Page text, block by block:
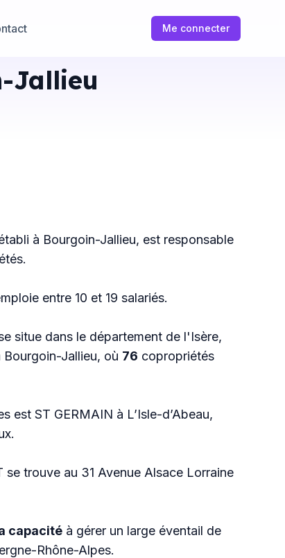
Me connecter
Jallieu
à Bourgoin-Jallieu, est responsable
entre 10 et 19 salariés.
situe dans le département de l'Isère,
Jallieu, où 76 copropriétés
est ST GERMAIN à L’Isle-d’Abeau,
se trouve au 31 Avenue Alsace Lorraine
capacité à gérer un large éventail de
Rhône-Alpes.